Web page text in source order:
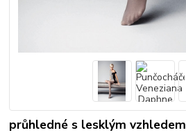
průhledné s lesklým vzhledem